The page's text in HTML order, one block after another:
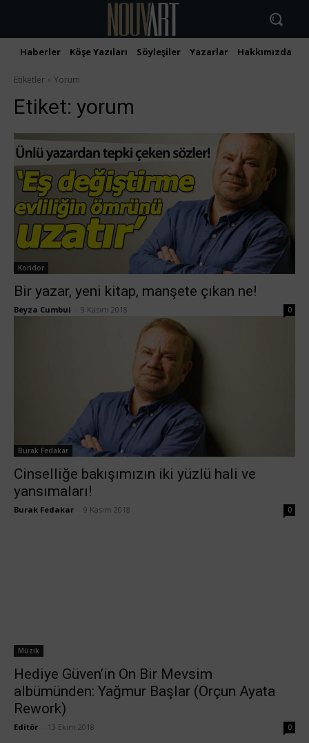
Haberler Köşe Yazıları Söyleşiler Yazarlar Hakkımızda
Etiketler Yorum
Etiket: yorum
Koridor
Bir yazar, yeni kitap, manşete çıkan ne!
Beyza Cumbul 9 Kasım 2018 0
Burak Fedakar
Cinselliğe bakışımızın iki yüzlü hali ve
yansımaları!
Burak Fedakar 9 Kasım 2018 0
Müzik
Hediye Güven’in On Bir Mevsim
albümünden: Yağmur Başlar (Orçun Ayata
Rework)
Editör 13 Ekim 2018 0